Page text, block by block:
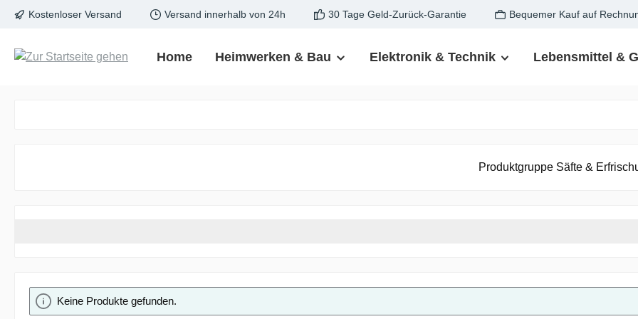
Zur Hauptnavigation springen
Kostenloser Versand Versand innerhalb von 24h 30 Tage Geld-Zurück-Garantie Bequemer Kauf auf
Home Heimwerken & Bau Elektronik & Technik Lebensmittel &
Produktgruppe Säfte &
Keine Produkte gefunden.